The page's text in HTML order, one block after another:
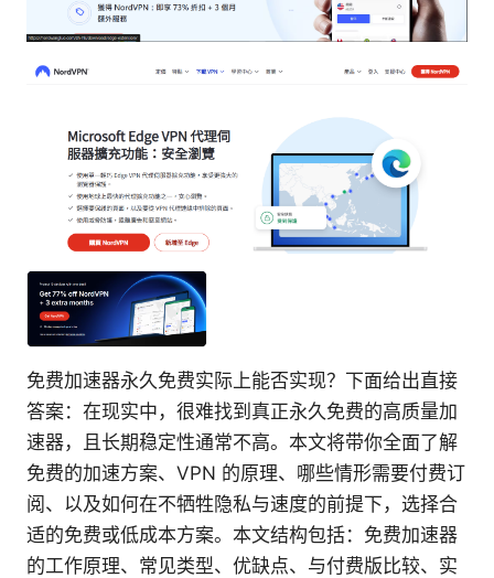
免费加速器永久免费实际上能否实现？下面给出直接
答案：在现实中，很难找到真正永久免费的高质量加
速器，且长期稳定性通常不高。本文将带你全面了解
免费的加速方案、VPN 的原理、哪些情形需要付费订
阅、以及如何在不牺牲隐私与速度的前提下，选择合
适的免费或低成本方案。本文结构包括：免费加速器
的工作原理、常见类型、优缺点、与付费版比较、实